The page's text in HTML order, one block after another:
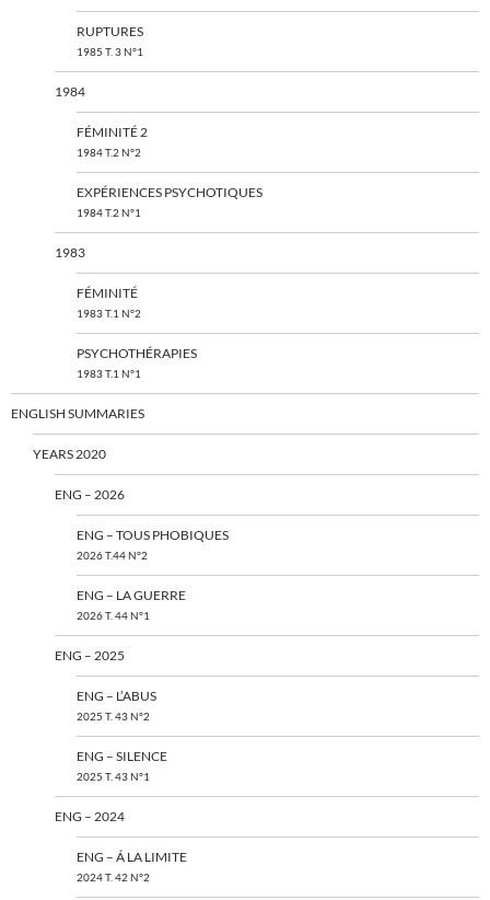
RUPTURES
1985 T. 3 N°1
1984
FÉMINITÉ 2
1984 T.2 N°2
EXPÉRIENCES PSYCHOTIQUES
1984 T.2 N°1
1983
FÉMINITÉ
1983 T.1 N°2
PSYCHOTHÉRAPIES
1983 T.1 N°1
ENGLISH SUMMARIES
YEARS 2020
ENG – 2026
ENG – TOUS PHOBIQUES
2026 T.44 N°2
ENG – LA GUERRE
2026 T. 44 N°1
ENG – 2025
ENG – L’ABUS
2025 T. 43 N°2
ENG – SILENCE
2025 T. 43 N°1
ENG – 2024
ENG – Á LA LIMITE
2024 T. 42 N°2